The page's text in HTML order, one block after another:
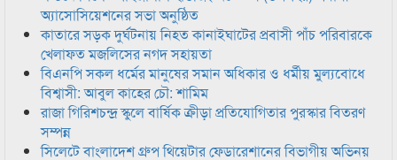
অ্যাসোসিয়েশনের সভা অনুষ্ঠিত
কাতারে সড়ক দুর্ঘটনায় নিহত কানাইঘাটের প্রবাসী পাঁচ পরিবারকে
খেলাফত মজলিসের নগদ সহায়তা
বিএনপি সকল ধর্মের মানুষের সমান অধিকার ও ধর্মীয় মুল্যবোধে
বিশ্বাসী: আবুল কাহের চৌ: শামিম
রাজা গিরিশচন্দ্র স্কুলে বার্ষিক ক্রীড়া প্রতিযোগিতার পুরস্কার বিতরণ
সম্পন্ন
সিলেটে বাংলাদেশ গ্রুপ থিয়েটার ফেডারেশানের বিভাগীয় অভিনয়